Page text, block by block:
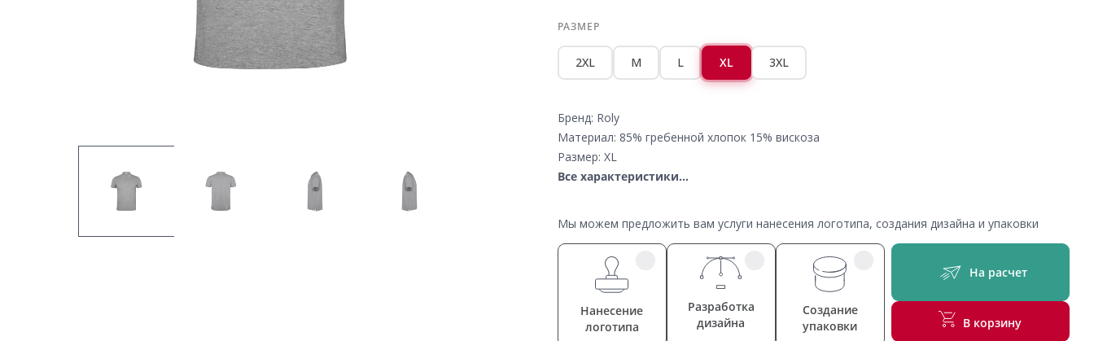
РАЗМЕР
2XL M L XL 3XL
Бренд: Roly
Материал: 85% гребенной хлопок 15% вискоза
Размер: XL
Все характеристики...
Мы можем предложить вам услуги нанесения логотипа, создания дизайна и упаковки
Нанесение
логотипа
Разработка
дизайна
Создание
упаковки
На расчет
В корзину